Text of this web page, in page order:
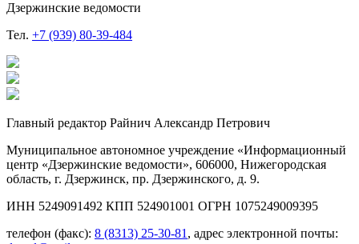
Дзержинские ведомости
Тел. +7 (939) 80-39-484
Главный редактор Райнич Александр Петрович
Муниципальное автономное учреждение «Информационный
центр «Дзержинские ведомости», 606000, Нижегородская
область, г. Дзержинск, пр. Дзержинского, д. 9.
ИНН 5249091492 КПП 524901001 ОГРН 1075249009395
телефон (факс): 8 (8313) 25-30-81 , адрес электронной почты: